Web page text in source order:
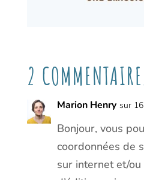
2
Marion Henry sur
Bonjour, vous
coordonnées de
sur internet et/